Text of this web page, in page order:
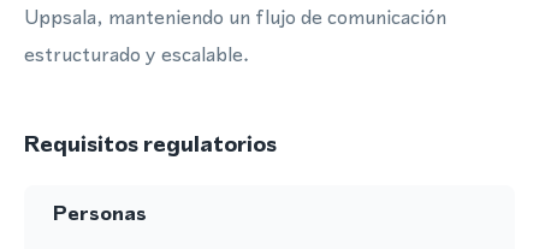
Uppsala, manteniendo un flujo de comunicación
estructurado y escalable.
Requisitos regulatorios
Personas